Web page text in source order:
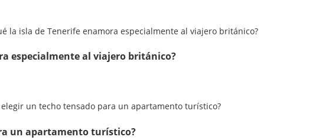
especialmente al viajero británico?
un apartamento turístico?